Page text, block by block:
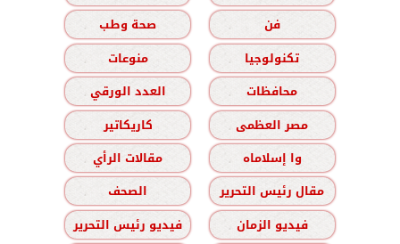
فن
صحة وطب
تكنولوجيا
منوعات
محافظات
العدد الورقي
مصر العظمى
كاريكاتير
وا إسلاماه
مقالات الرأي
مقال رئيس التحرير
الصحف
فيديو الزمان
فيديو رئيس التحرير